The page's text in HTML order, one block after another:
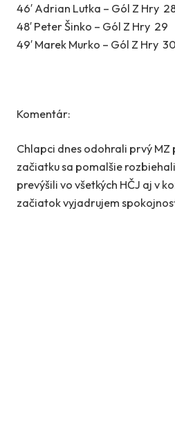
46′ Adrian Lutka – Gól Z Hry
48′ Peter Šinko – Gól Z Hry 29
49′ Marek Murko – Gól Z Hry 30
Komentár:
Chlapci dnes odohrali prvý MZ
začiatku sa pomalšie
prevýšili vo všetkých HČJ aj v
začiatok vyjadrujem